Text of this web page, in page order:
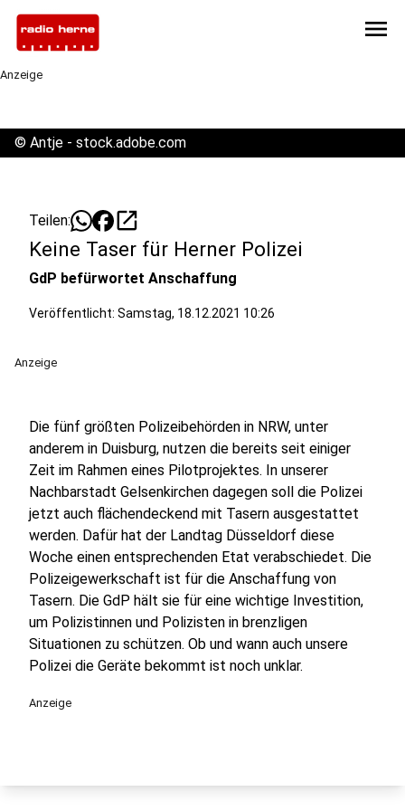
menu
Anzeige
© Antje - stock.adobe.com
Teilen: open_in_new
Keine Taser für Herner Polizei
GdP befürwortet Anschaffung
Veröffentlicht: Samstag, 18.12.2021 10:26
Anzeige
Die fünf größten Polizeibehörden in NRW, unter
anderem in Duisburg, nutzen die bereits seit einiger
Zeit im Rahmen eines Pilotprojektes. In unserer
Nachbarstadt Gelsenkirchen dagegen soll die Polizei
jetzt auch flächendeckend mit Tasern ausgestattet
werden. Dafür hat der Landtag Düsseldorf diese
Woche einen entsprechenden Etat verabschiedet. Die
Polizeigewerkschaft ist für die Anschaffung von
Tasern. Die GdP hält sie für eine wichtige Investition,
um Polizistinnen und Polizisten in brenzligen
Situationen zu schützen. Ob und wann auch unsere
Polizei die Geräte bekommt ist noch unklar.
Anzeige